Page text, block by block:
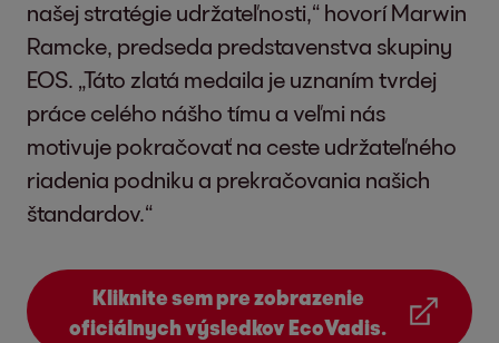
našej stratégie udržateľnosti,“ hovorí Marwin
Ramcke, predseda predstavenstva skupiny
EOS. „Táto zlatá medaila je uznaním tvrdej
práce celého nášho tímu a veľmi nás
motivuje pokračovať na ceste udržateľného
riadenia podniku a prekračovania našich
štandardov.“
Kliknite sem pre zobrazenie
oficiálnych výsledkov EcoVadis.